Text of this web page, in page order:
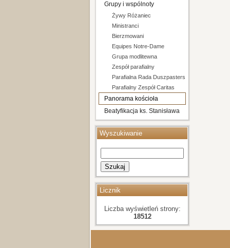
Grupy i wspólnoty
Żywy Różaniec
Ministranci
Bierzmowani
Equipes Notre-Dame
Grupa modlitewna
Zespół parafialny
Parafialna Rada Duszpasterska i Ekonomiczna
Parafialny Zespół Caritas
Panorama kościoła
Beatyfikacja ks. Stanisława
Wyszukiwanie
Szukaj
Licznik
Liczba wyświetleń strony:
18512